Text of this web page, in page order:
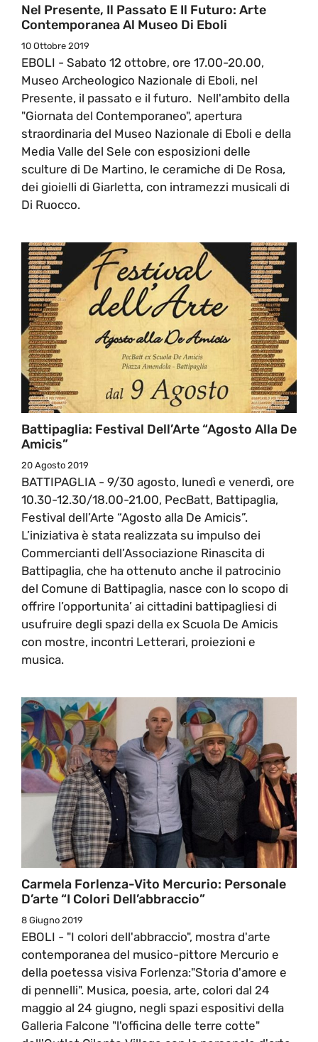
Nel Presente, Il Passato E Il Futuro: Arte
Contemporanea Al Museo Di Eboli
10 Ottobre 2019
EBOLI - Sabato 12 ottobre, ore 17.00-20.00,
Museo Archeologico Nazionale di Eboli, nel
Presente, il passato e il futuro. Nell'ambito della
"Giornata del Contemporaneo", apertura
straordinaria del Museo Nazionale di Eboli e della
Media Valle del Sele con esposizioni delle
sculture di De Martino, le ceramiche di De Rosa,
dei gioielli di Giarletta, con intramezzi musicali di
Di Ruocco.
Battipaglia: Festival Dell’Arte “Agosto Alla De
Amicis”
20 Agosto 2019
BATTIPAGLIA - 9/30 agosto, lunedì e venerdì, ore
10.30-12.30/18.00-21.00, PecBatt, Battipaglia,
Festival dell’Arte “Agosto alla De Amicis”.
L’iniziativa è stata realizzata su impulso dei
Commercianti dell’Associazione Rinascita di
Battipaglia, che ha ottenuto anche il patrocinio
del Comune di Battipaglia, nasce con lo scopo di
offrire l’opportunita’ ai cittadini battipagliesi di
usufruire degli spazi della ex Scuola De Amicis
con mostre, incontri Letterari, proiezioni e
musica.
Carmela Forlenza-Vito Mercurio: Personale
D’arte “I Colori Dell’abbraccio”
8 Giugno 2019
EBOLI - "I colori dell'abbraccio", mostra d'arte
contemporanea del musico-pittore Mercurio e
della poetessa visiva Forlenza:"Storia d'amore e
di pennelli". Musica, poesia, arte, colori dal 24
maggio al 24 giugno, negli spazi espositivi della
Galleria Falcone "l'officina delle terre cotte"